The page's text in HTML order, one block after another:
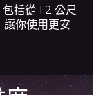
括從 1.2 公尺
讓你使用更安